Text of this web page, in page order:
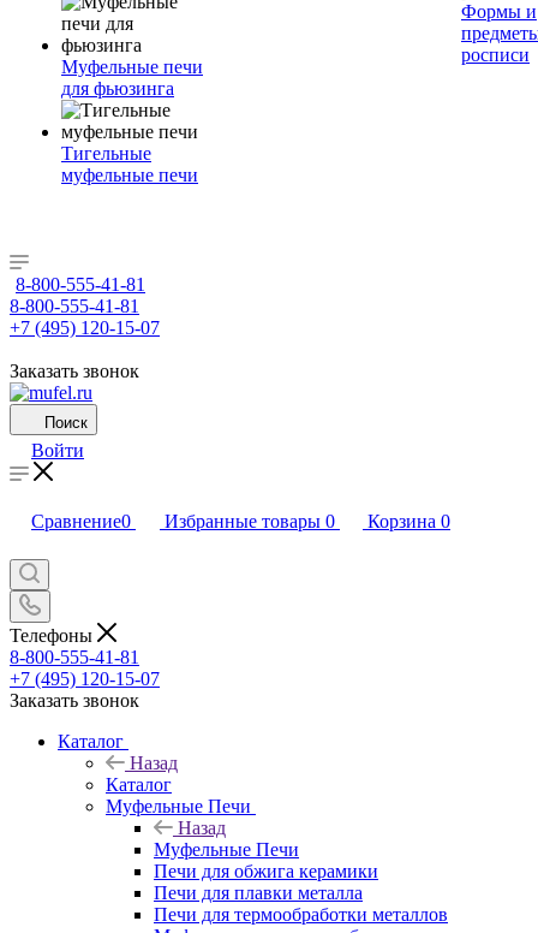
Муфельные печи
для фьюзинга
Тигельные
муфельные печи
Формы и
росписи
8-800-555-41-81
8-800-555-41-81
+7 (495) 120-15-07
Заказать звонок
Поиск
Войти
Сравнение0 Избранные товары 0 Корзина 0
Телефоны
8-800-555-41-81
+7 (495) 120-15-07
Заказать звонок
Каталог
Назад
Каталог
Муфельные Печи
Назад
Муфельные Печи
Печи для обжига керамики
Печи для плавки металла
Печи для термообработки металлов